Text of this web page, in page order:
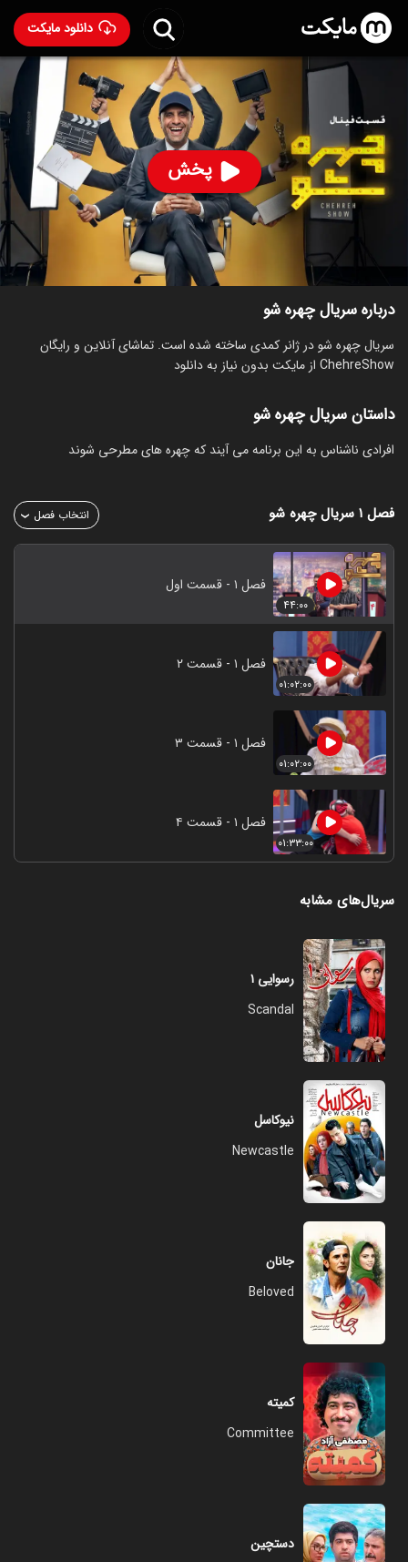
دانلود مایکت
پخش
سریال چهره شو
۶۱ 65 ۵.۰
رده سنی ۱۳+
سریال
کمدی
توضیحات قسمت‌ها سریال‌های مشابه
درباره سریال چهره شو
سریال چهره شو در ژانر کمدی ساخته شده است. تماشای آنلاین و رایگان
ChehreShow از مایکت بدون نیاز به دانلود
داستان سریال چهره شو
‏افرادی ناشناس به این برنامه می آیند که چهره های مطرحی شوند
فصل ۱ سریال چهره شو انتخاب فصل
۴۴:۰۰
فصل ۱ - قسمت اول
۰۱:۰۲:۰۰
فصل ۱ - قسمت ۲
۰۱:۰۲:۰۰
فصل ۱ - قسمت ۳
۰۱:۳۳:۰۰
فصل ۱ - قسمت ۴
سریال‌های مشابه
رسوایی ۱
Scandal
نیوکاسل
Newcastle
جانان
Beloved
کمیته
Committee
دستچین